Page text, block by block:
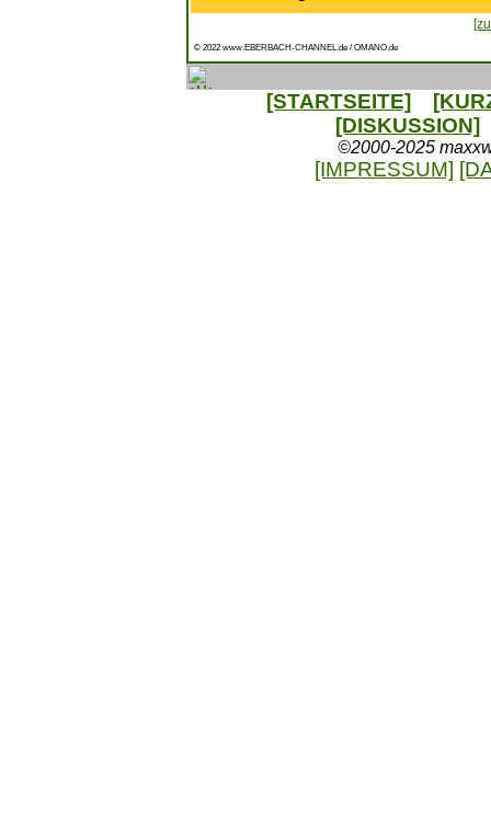
© 2022 www.EBERBACH-CHANNEL.de / OMANO.de
[STARTSEITE]
[DISKUSSION]
©2000-2025
[IMPRESSUM]